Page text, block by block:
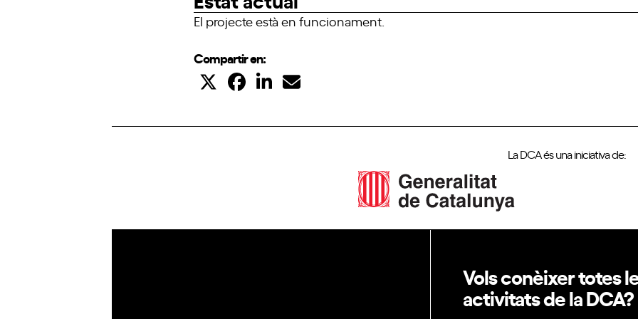
El projecte està en funcionament.
Compartir en:
La DCA és una iniciativa de:
Vols conèixer totes
activitats de la DCA?